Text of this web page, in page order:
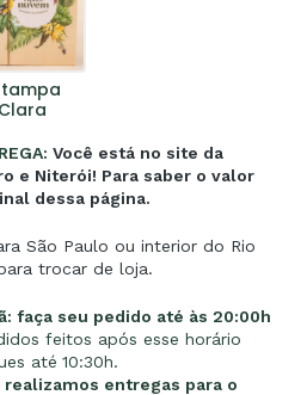
Clara
Você está no site da
e Niterói! Para saber o valor
dessa página.
São Paulo ou interior do Rio
trocar de loja.
faça seu pedido até às 20:00h
feitos após esse horário
até 10:30h.
entregas para o